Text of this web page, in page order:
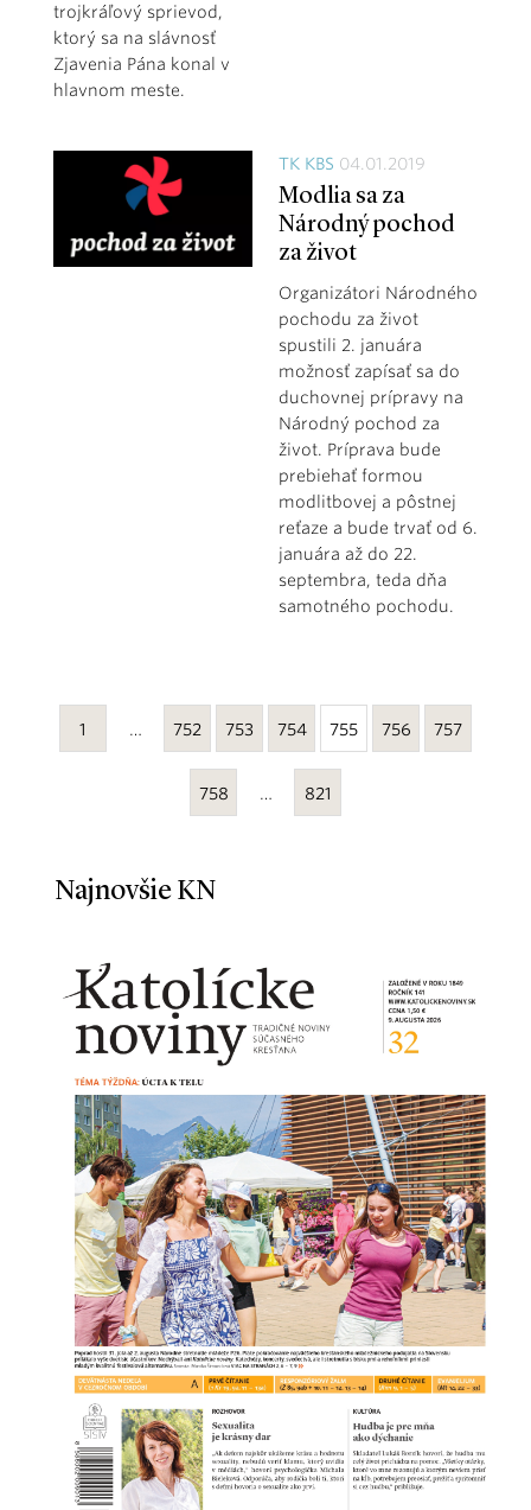
trojkráľový sprievod,
ktorý sa na slávnosť
Zjavenia Pána konal v
hlavnom meste.
TK KBS 04.01.2019
Modlia sa za
Národný pochod
za život
Organizátori Národného
pochodu za život
spustili 2. januára
možnosť zapísať sa do
duchovnej prípravy na
Národný pochod za
život. Príprava bude
prebiehať formou
modlitbovej a pôstnej
reťaze a bude trvať od 6.
januára až do 22.
septembra, teda dňa
samotného pochodu.
1 … 752 753 754 755 756 757
758 … 821
Najnovšie KN